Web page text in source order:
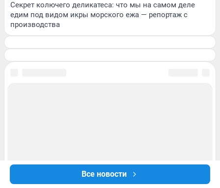
Все новости
Секрет колючего деликатеса: что мы на самом деле
едим под видом икры морского ежа — репортаж с
производства